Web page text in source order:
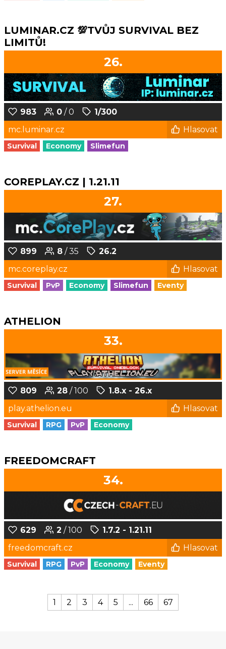
LUMINAR.CZ 💯TVŮJ SURVIVAL BEZ
LIMITŮ!
26.
983 0 / 0
1/300
mc.luminar.cz
Hlasovat
Survival Economy Slimefun
COREPLAY.CZ | 1.21.11
27.
899 8 / 35
26.2
mc.coreplay.cz
Hlasovat
Survival PvP Economy Slimefun Eventy
ATHELION
33.
809 28 / 100
1.8.x - 26.x
play.athelion.eu
Hlasovat
Survival RPG PvP Economy
FREEDOMCRAFT
34.
629 2 / 100
1.7.2 - 1.21.11
freedomcraft.cz
Hlasovat
Survival RPG PvP Economy Eventy
1 2 3 4 5 ... 66 67